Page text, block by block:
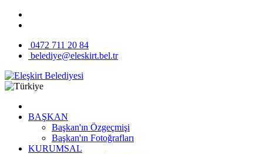
0472 711 20 84
belediye@eleskirt.bel.tr
BAŞKAN
Başkan'ın Özgeçmişi
Başkan'ın Fotoğrafları
KURUMSAL